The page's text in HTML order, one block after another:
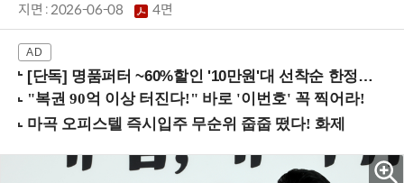
지면 :2026-06-08 4면
[단독] 명품퍼터 ~60%할인 '10만원'대 선착순 한정판매!